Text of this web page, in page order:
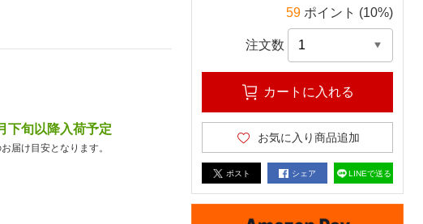
下旬以降入荷予定
お届け目安となります。
59 ポイント (10%)
注文数
カートに入れる
お気に入り商品追加
ポスト シェア LINEで送る